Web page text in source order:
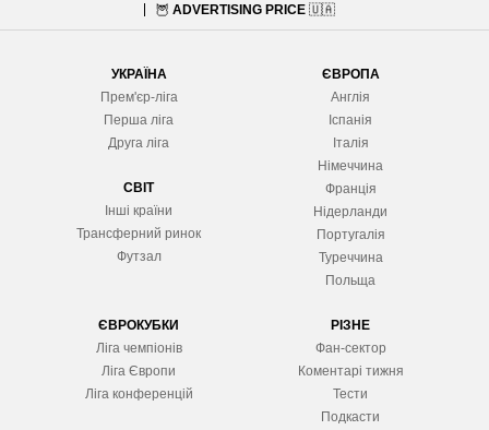
🦉 ADVERTISING PRICE 🇺🇦
УКРАЇНА
Прем'єр-ліга
Перша ліга
Друга ліга
СВІТ
Інші країни
Трансферний ринок
Футзал
ЄВРОПА
Англія
Іспанія
Італія
Німеччина
Франція
Нідерланди
Португалія
Туреччина
Польща
ЄВРОКУБКИ
Ліга чемпіонів
Ліга Європи
Ліга конференцій
РІЗНЕ
Фан-сектор
Коментарі тижня
Тести
Подкасти